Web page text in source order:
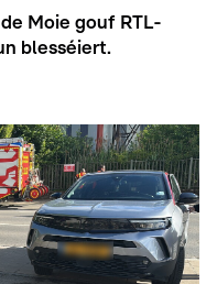
Moie gouf RTL-
blesséiert.